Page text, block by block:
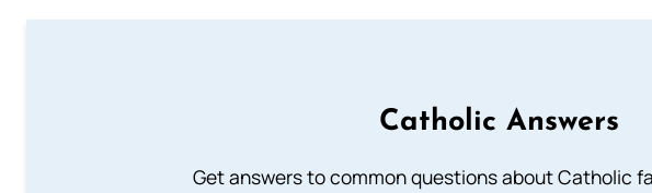
Catholic Answers
Get answers to common questions about Catholic